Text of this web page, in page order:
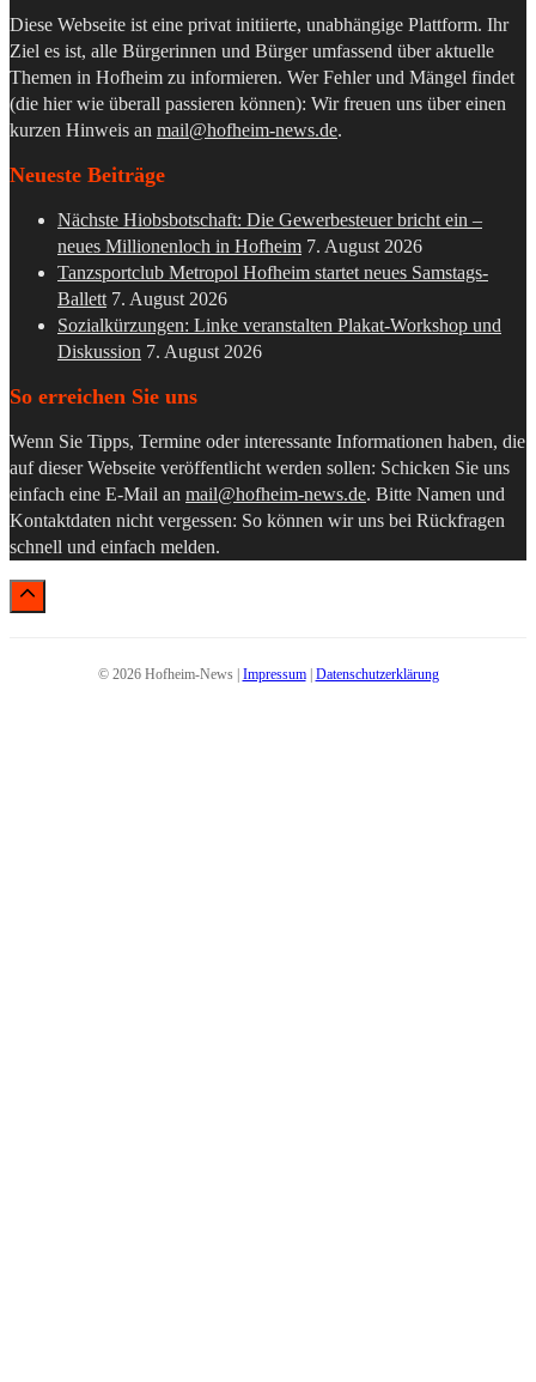
Diese Webseite ist eine privat initiierte, unabhängige Plattform. Ihr
Ziel es ist, alle Bürgerinnen und Bürger umfassend über aktuelle
Themen in Hofheim zu informieren. Wer Fehler und Mängel findet
(die hier wie überall passieren können): Wir freuen uns über einen
kurzen Hinweis an mail@hofheim-news.de.
Neueste Beiträge
Nächste Hiobsbotschaft: Die Gewerbesteuer bricht ein –
neues Millionenloch in Hofheim 7. August 2026
Tanzsportclub Metropol Hofheim startet neues Samstags-
Ballett 7. August 2026
Sozialkürzungen: Linke veranstalten Plakat-Workshop und
Diskussion 7. August 2026
So erreichen Sie uns
Wenn Sie Tipps, Termine oder interessante Informationen haben, die
auf dieser Webseite veröffentlicht werden sollen: Schicken Sie uns
einfach eine E-Mail an mail@hofheim-news.de. Bitte Namen und
Kontaktdaten nicht vergessen: So können wir uns bei Rückfragen
schnell und einfach melden.
© 2026 Hofheim-News | Impressum| Datenschutzerklärung